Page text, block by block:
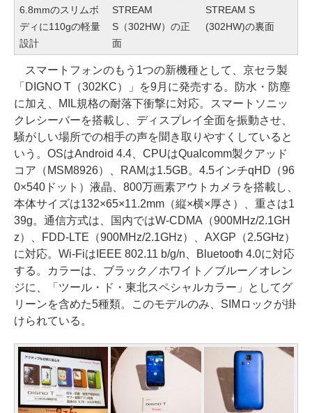
6.8mmのスリムボ
ディに110gの軽量
設計
STREAM
S（302HW）の正
面
STREAM S
(302HW)の裏面
スマートフォンのもう1つの新機種として、京セラ製
「DIGNO T（302KC）」を9月に発売する。防水・防塵
に加え、MIL規格の耐落下衝撃に対応。スマートソニッ
クレシーバーを搭載し、ディスプレイ全面を振動させ、
騒がしい場所での相手の声を聞き取りやすくしていると
いう。OSはAndroid 4.4、CPUはQualcomm製クアッド
コア（MSM8926）、RAMは1.5GB。4.5インチqHD（96
0×540ドット）液晶、800万画素アウトカメラを搭載し、
本体サイズは132×65×11.2mm（縦×横×厚さ）、重さは1
39g。通信方式は、国内ではW-CDMA（900MHz/2.1GH
z）、FDD-LTE（900MHz/2.1GHz）、AXGP（2.5GHz）
に対応。Wi-FiはIEEE 802.11 b/g/n、Bluetooth 4.0に対応
する。カラーは、ブラック／ホワイト／ブルー／オレン
ジに、「ツール・ド・東北スペシャルカラー」としてグ
リーンを含めた5種類。このモデルのみ、SIMロックが掛
けられている。